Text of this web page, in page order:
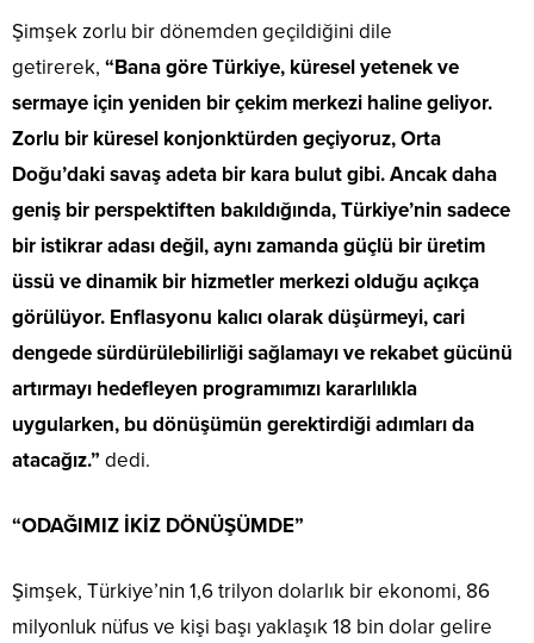
Şimşek zorlu bir dönemden geçildiğini dile
getirerek, “Bana göre Türkiye, küresel yetenek ve
sermaye için yeniden bir çekim merkezi haline geliyor.
Zorlu bir küresel konjonktürden geçiyoruz, Orta
Doğu’daki savaş adeta bir kara bulut gibi. Ancak daha
geniş bir perspektiften bakıldığında, Türkiye’nin sadece
bir istikrar adası değil, aynı zamanda güçlü bir üretim
üssü ve dinamik bir hizmetler merkezi olduğu açıkça
görülüyor. Enflasyonu kalıcı olarak düşürmeyi, cari
dengede sürdürülebilirliği sağlamayı ve rekabet gücünü
artırmayı hedefleyen programımızı kararlılıkla
uygularken, bu dönüşümün gerektirdiği adımları da
atacağız.” dedi.
“ODAĞIMIZ İKİZ DÖNÜŞÜMDE”
Şimşek, Türkiye’nin 1,6 trilyon dolarlık bir ekonomi, 86
milyonluk nüfus ve kişi başı yaklaşık 18 bin dolar gelire